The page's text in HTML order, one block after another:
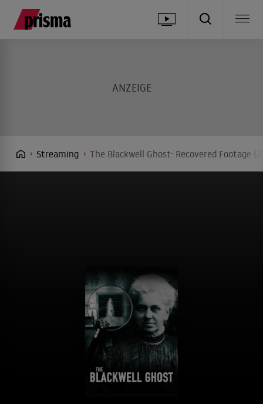
Streaming The Blackwell Ghost: Recovered Footage